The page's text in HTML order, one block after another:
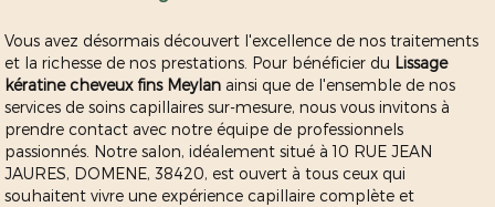
Vous avez désormais découvert l'excellence de nos traitements
et la richesse de nos prestations. Pour bénéficier du Lissage
kératine cheveux fins Meylan ainsi que de l'ensemble de nos
services de soins capillaires sur-mesure, nous vous invitons à
prendre contact avec notre équipe de professionnels
passionnés. Notre salon, idéalement situé à 10 RUE JEAN
JAURES, DOMENE, 38420, est ouvert à tous ceux qui
souhaitent vivre une expérience capillaire complète et